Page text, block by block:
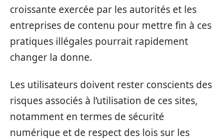
croissante exercée par les autorités et les
entreprises de contenu pour mettre fin à ces
pratiques illégales pourrait rapidement
changer la donne.
Les utilisateurs doivent rester conscients des
risques associés à l’utilisation de ces sites,
notamment en termes de sécurité
numérique et de respect des lois sur les